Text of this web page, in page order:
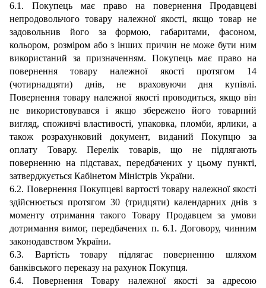
6.1. Покупець має право на повернення Продавцеві
непродовольчого товару належної якості, якщо товар не
задовольнив його за формою, габаритами, фасоном,
кольором, розміром або з інших причин не може бути ним
використаний за призначенням. Покупець має право на
повернення товару належної якості протягом 14
(чотирнадцяти) днів, не враховуючи дня купівлі.
Повернення товару належної якості проводиться, якщо він
не використовувався і якщо збережено його товарний
вигляд, споживчі властивості, упаковка, пломби, ярлики, а
також розрахунковий документ, виданий Покупцю за
оплату Товару. Перелік товарів, що не підлягають
поверненню на підставах, передбачених у цьому пункті,
затверджується Кабінетом Міністрів України.
6.2. Повернення Покупцеві вартості товару належної якості
здійснюється протягом 30 (тридцяти) календарних днів з
моменту отримання такого Товару Продавцем за умови
дотримання вимог, передбачених п. 6.1. Договору, чинним
законодавством України.
6.3. Вартість товару підлягає поверненню шляхом
банківського переказу на рахунок Покупця.
6.4. Повернення Товару належної якості за адресою